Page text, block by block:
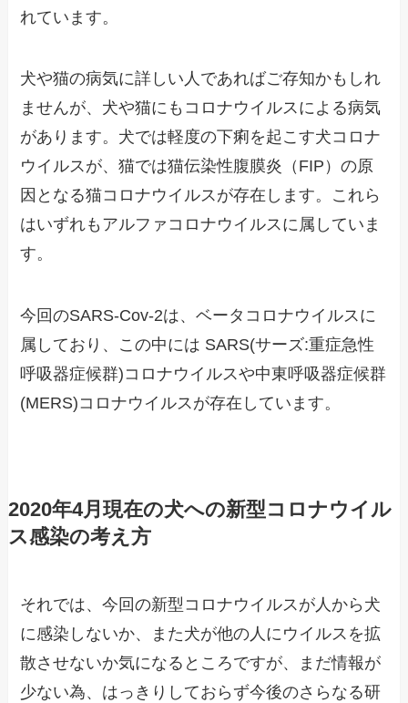
れています。
犬や猫の病気に詳しい人であればご存知かもしれ
ませんが、犬や猫にもコロナウイルスによる病気
があります。犬では軽度の下痢を起こす犬コロナ
ウイルスが、猫では猫伝染性腹膜炎（FIP）の原
因となる猫コロナウイルスが存在します。これら
はいずれもアルファコロナウイルスに属していま
す。
今回のSARS-Cov-2は、ベータコロナウイルスに
属しており、この中には SARS(サーズ:重症急性
呼吸器症候群)コロナウイルスや中東呼吸器症候群
(MERS)コロナウイルスが存在しています。
2020年4月現在の犬への新型コロナウイル
ス感染の考え方
それでは、今回の新型コロナウイルスが人から犬
に感染しないか、また犬が他の人にウイルスを拡
散させないか気になるところですが、まだ情報が
少ない為、はっきりしておらず今後のさらなる研